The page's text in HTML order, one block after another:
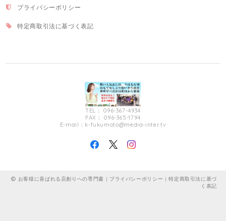
プライバシーポリシー
特定商取引法に基づく表記
TEL： 096-367-4934
FAX： 096-365-1794
E-mail： k-fukumoto@media-inter.tv
お客様に喜ばれる店創りへの専門書 | プライバシーポリシー |特定商取引法に基づ
く表記